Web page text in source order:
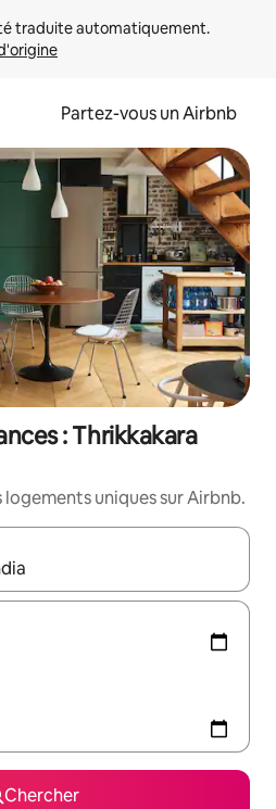
Partez-vous un Airbnb
: Thrikkakara
uniques sur Airbnb.
parcourez-les en utilisant
Chercher